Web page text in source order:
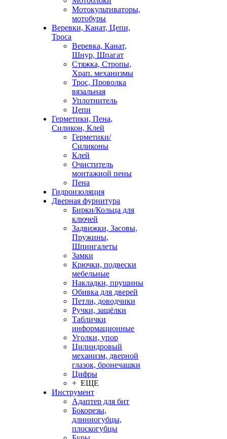
Мотокультиваторы,
мотобуры
Веревки, Канат, Цепи,
Троса
Веревка, Канат,
Шнур, Шпагат
Стяжка, Стропы,
Храп. механизмы
Трос, Проволка
вязальная
Уплотнитель
Цепи
Герметики, Пена,
Силикон, Клей
Герметики/
Силиконы
Клей
Очиститель
монтажной пены
Пена
Гидроизоляция
Дверная фурнитура
Бирки/Кольца для
ключей
Задвижки, Засовы,
Пружины,
Шпингалеты
Замки
Крючки, подвески
мебельные
Накладки, прушины
Обивка для дверей
Петли, доводчики
Ручки, защёлки
Таблички
информационные
Уголки, упор
Цилиндровый
механизм, дверной
глазок, бронечашки
Цифры
+ ЕЩЕ
Инструмент
Адаптер для бит
Бокорезы,
длинногубцы,
плоскогубцы